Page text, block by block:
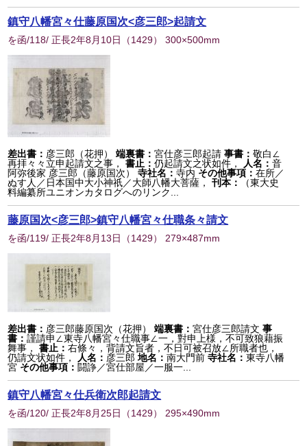
鎮守八幡宮々仕藤原国次<彦三郎>起請文
を函/118/ 正長2年8月10日 （1429） 300×500mm
差出書： 彦三郎（花押） 端裏書：宮仕彦三郎起請 事書：敬白∠
再拝々々立申起請文之事，
書止：仍起請文之状如件， 人名：音
阿弥後家 彦三郎（藤原国次）
寺社名：寺内 その他事項：在所／
ぬす人／日本国中大小神祇／大師八幡大菩薩，
刊本：
（東大史
料編纂所ユニオンカタログへのリンク...
藤原国次<彦三郎>鎮守八幡宮々仕職条々請文
を函/119/ 正長2年8月13日 （1429） 279×487mm
差出書： 彦三郎藤原国次（花押） 端裏書：宮仕彦三郎請文 事
書：謹請申∠東寺八幡宮々仕職事∠一，對申上様，不可致狼藉振
舞事，
書止：右條々，背請文旨者，不日可被召放∠所職者也，
仍請文状如件，
人名： 彦三郎 地名：南大門前 寺社名：東寺八幡
宮 その他事項： 闘諍／宮仕部屋／一服一...
鎮守八幡宮々仕兵衛次郎起請文
を函/120/ 正長2年8月25日 （1429） 295×490mm